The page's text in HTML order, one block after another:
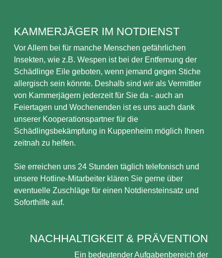
KAMMERJÄGER IM NOTDIENST
Vor Allem bei für manche Menschen gefährlichen
Insekten, wie z.B. Wespen ist bei der Entfernung der
Schädlinge Eile geboten, wenn jemand gegen Stiche
allergisch sein könnte. Deshalb sind wir als Vermittler
von Kammerjägern jederzeit für Sie da - auch an
Feiertagen und Wochenenden ist es uns auch dank
unserer Kooperationspartner für die
Schädlingsbekämpfung in Kuppenheim möglich Ihnen
zeitnah zu helfen.
Sie erreichen uns 24 Stunden täglich telefonisch und
unsere Hotline-Mitarbeiter klären Sie gerne über
eventuelle Zuschläge für einen Notdiensteinsatz und
Soforthilfe auf.
NACHHALTIGKEIT & PRÄVENTION
Ein bedeutender Aufgabenbereich der